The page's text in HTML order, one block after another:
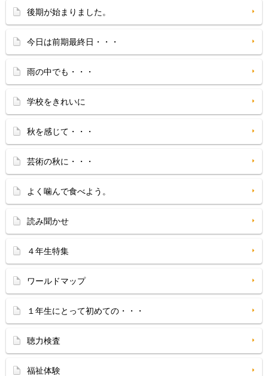
後期が始まりました。
今日は前期最終日・・・
雨の中でも・・・
学校をきれいに
秋を感じて・・・
芸術の秋に・・・
よく噛んで食べよう。
読み聞かせ
４年生特集
ワールドマップ
１年生にとって初めての・・・
聴力検査
福祉体験